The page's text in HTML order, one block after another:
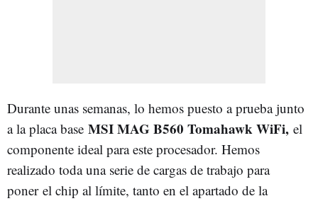
Durante unas semanas, lo hemos puesto a prueba junto
a la placa base MSI MAG B560 Tomahawk WiFi, el
componente ideal para este procesador. Hemos
realizado toda una serie de cargas de trabajo para
poner el chip al límite, tanto en el apartado de la